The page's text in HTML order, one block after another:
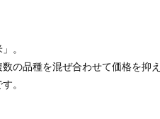
。
の品種を混ぜ合わせて価格を抑
。